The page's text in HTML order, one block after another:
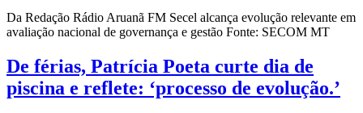
Da Redação Rádio Aruanã FM Secel alcança evolução relevante em
avaliação nacional de governança e gestão Fonte: SECOM MT
De férias, Patrícia Poeta curte dia de
piscina e reflete: ‘processo de evolução.’